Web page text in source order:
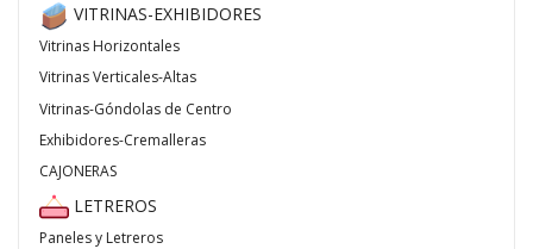
VITRINAS-EXHIBIDORES
Vitrinas Horizontales
Vitrinas Verticales-Altas
Vitrinas-Góndolas de Centro
Exhibidores-Cremalleras
CAJONERAS
LETREROS
Paneles y Letreros